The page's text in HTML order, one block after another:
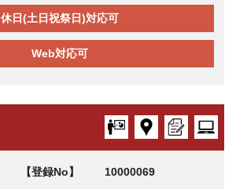
休日(土日祝祭日)対応可
Web対応可
【登録No】
10000069